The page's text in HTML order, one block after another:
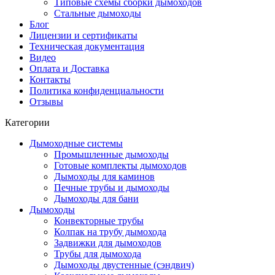
Типовые схемы сборки дымоходов
Стальные дымоходы
Блог
Лицензии и сертификаты
Техническая документация
Видео
Оплата и Доставка
Контакты
Политика конфиденциальности
Отзывы
Категории
Дымоходные системы
Промышленные дымоходы
Готовые комплекты дымоходов
Дымоходы для каминов
Печные трубы и дымоходы
Дымоходы для бани
Дымоходы
Конвекторные трубы
Колпак на трубу дымохода
Задвижки для дымоходов
Трубы для дымохода
Дымоходы двустенные (сэндвич)